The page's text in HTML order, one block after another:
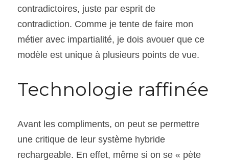
contradictoires, juste par esprit de
contradiction. Comme je tente de faire mon
métier avec impartialité, je dois avouer que ce
modèle est unique à plusieurs points de vue.
Technologie raffinée
Avant les compliments, on peut se permettre
une critique de leur système hybride
rechargeable. En effet, même si on se « pète